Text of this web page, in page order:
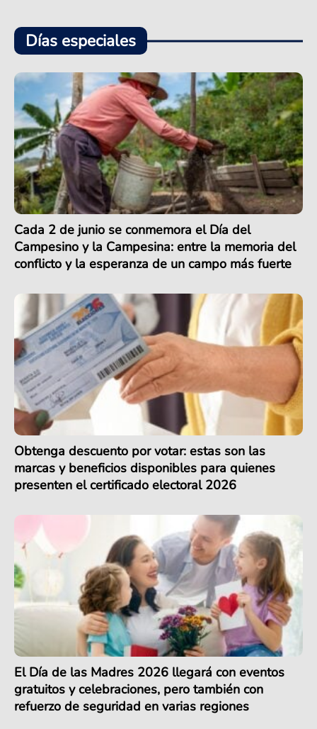
Días especiales
Cada 2 de junio se conmemora el Día del
Campesino y la Campesina: entre la memoria del
conflicto y la esperanza de un campo más fuerte
Obtenga descuento por votar: estas son las
marcas y beneficios disponibles para quienes
presenten el certificado electoral 2026
El Día de las Madres 2026 llegará con eventos
gratuitos y celebraciones, pero también con
refuerzo de seguridad en varias regiones